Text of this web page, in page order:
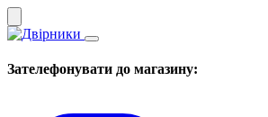
Зателефонувати до магазину: